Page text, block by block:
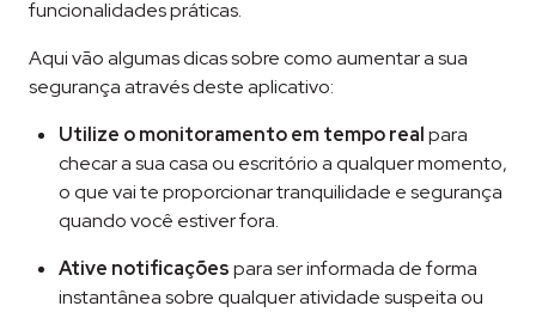
funcionalidades práticas.
Aqui vão algumas dicas sobre como aumentar a sua
segurança através deste aplicativo:
Utilize o monitoramento em tempo realpara
checar a sua casa ou escritório a qualquer momento,
o que vai te proporcionar tranquilidade e segurança
quando você estiver fora.
Ative notificaçõespara ser informada de forma
instantânea sobre qualquer atividade suspeita ou